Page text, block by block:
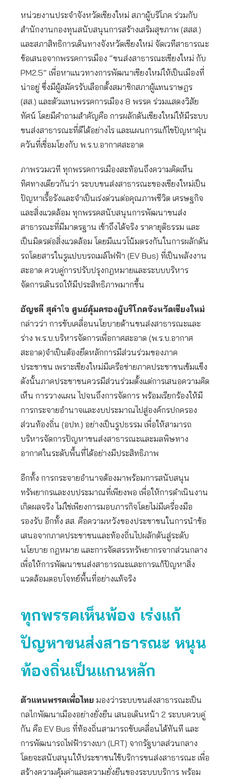
หน่วยงานประจำจังหวัดเชียงใหม่ สภาผู้บริโภค ร่วมกับ
สำนักงานกองทุนสนับสนุนการสร้างเสริมสุขภาพ (สสส.)
และสภาสิทธิการเดินทางจังหวัดเชียงใหม่ จัดเวทีสาธารณะ
ข้อเสนอจากพรรคการเมือง “ขนส่งสาธารณะเชียงใหม่ กับ
PM2.5” เพื่อหาแนวทางการพัฒนาเชียงใหม่ให้เป็นเมืองที่
น่าอยู่ ซึ่งมีผู้สมัครรับเลือกตั้งสมาชิกสภาผู้แทนราษฎร
(สส.) และตัวแทนพรรคการเมือง 8 พรรค ร่วมแสดงวิสัย
ทัศน์ โดยมีคำถามสำคัญคือ การผลักดันเชียงใหม่ให้มีระบบ
ขนส่งสาธารณะที่ดีได้อย่างไร และแผนการแก้ไขปัญหาฝุ่น
ควันที่เชื่อมโยงกับ พ.ร.บ.อากาศสะอาด
ภาพรวมเวที ทุกพรรคการเมืองสะท้อนถึงความคิดเห็น
ทิศทางเดียวกันว่า ระบบขนส่งสาธารณะของเชียงใหม่เป็น
ปัญหาเรื้อรังและจำเป็นเร่งด่วนต่อคุณภาพชีวิต เศรษฐกิจ
และสิ่งแวดล้อม ทุกพรรคสนับสนุนการพัฒนาขนส่ง
สาธารณะที่มีมาตรฐาน เข้าถึงได้จริง ราคายุติธรรม และ
เป็นมิตรต่อสิ่งแวดล้อม โดยมีแนวโน้มตรงกันในการผลักดัน
รถโดยสารในรูแปบบรถเมล์ไฟฟ้า (EV Bus) ที่เป็นพลังงาน
สะอาด ควบคู่การปรับปรุงกฎหมายและระบบบริหาร
จัดการเดินรถให้มีประสิทธิภาพมากขึ้น
อัญชลี สุคำใจ ศูนย์คุ้มครองผู้บริโภคจังหวัดเชียงใหม่
กล่าวว่า การขับเคลื่อนนโยบายด้านขนส่งสาธารณะและ
ร่าง พ.ร.บ.บริหารจัดการเพื่อกาศสะอาด (พ.ร.บ.อากาศ
สะอาด)จำเป็นต้องยึดหลักการมีส่วนร่วมของภาค
ประชาชน เพราะเชียงใหม่มีเครือข่ายภาคประชาชนเข้มแข็ง
ดังนั้นภาคประชาชนควรมีส่วนร่วมตั้งแต่การเสนอความคิด
เห็น การวางแผน ไปจนถึงการจัดการ พร้อมเรียกร้องให้มี
การกระจายอำนาจและงบประมาณไปสู่องค์กรปกครอง
ส่วนท้องถิ่น (อปท.) อย่างเป็นรูปธรรม เพื่อให้สามารถ
บริหารจัดการปัญหาขนส่งสาธารณะและมลพิษทาง
อากาศในระดับพื้นที่ได้อย่างมีประสิทธิภาพ
อีกทั้ง การกระจายอำนาจต้องมาพร้อมการสนับสนุน
ทรัพยากรและงบประมาณที่เพียงพอ เพื่อให้การดำเนินงาน
เกิดผลจริง ไม่ใช่เพียงการมอบภารกิจโดยไม่มีเครื่องมือ
รองรับ อีกทั้ง สส. คือความหวังของประชาชนในการนำข้อ
เสนอจากภาคประชาชนและท้องถิ่นไปผลักดันสู่ระดับ
นโยบาย กฎหมาย และการจัดสรรทรัพยากรจากส่วนกลาง
เพื่อให้การพัฒนาขนส่งสาธารณะและการแก้ปัญหาสิ่ง
แวดล้อมตอบโจทย์พื้นที่อย่างแท้จริง
ทุกพรรคเห็นพ้อง เร่งแก้
ปัญหาขนส่งสาธารณะ หนุน
ท้องถิ่นเป็นแกนหลัก
ตัวแทนพรรคเพื่อไทย มองว่าระบบขนส่งสาธารณะเป็น
กลไกพัฒนาเมืองอย่างยั่งยืน เสนอเดินหน้า 2 ระบบควบคู่
กัน คือ EV Bus ที่ท้องถิ่นสามารถขับเคลื่อนได้ทันที และ
การพัฒนารถไฟฟ้ารางเบา (LRT) จากรัฐบาลส่วนกลาง
โดยจะสนับสนุนให้ประชาชนใช้บริการขนส่งสาธารณะ เพื่อ
สร้างความคุ้มค่าและความยั่งยืนของระบบบริการ พร้อม